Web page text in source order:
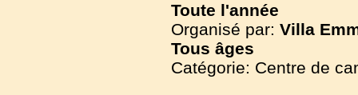
Toute l'année
Organisé par: Villa
Tous âges
Catégorie: Centre de